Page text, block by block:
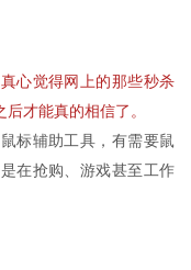
心觉得网上的那些秒杀
才能真的相信了。
标辅助工具，有需要鼠
在抢购、游戏甚至工作